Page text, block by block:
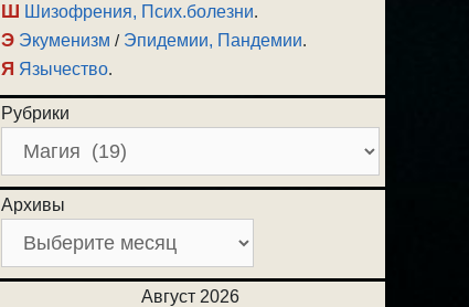
Ш Шизофрения, Псих.болезни.
Э Экуменизм / Эпидемии, Пандемии.
Я Язычество.
Рубрики
Архивы
Август 2026